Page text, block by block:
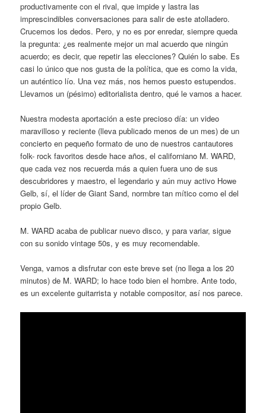
productivamente con el rival, que impide y lastra las
imprescindibles conversaciones para salir de este atolladero.
Crucemos los dedos. Pero, y no es por enredar, siempre queda
la pregunta: ¿es realmente mejor un mal acuerdo que ningún
acuerdo; es decir, que repetir las elecciones? Quién lo sabe. Es
casi lo único que nos gusta de la política, que es como la vida,
un auténtico lío. Una vez más, nos hemos puesto estupendos.
Llevamos un (pésimo) editorialista dentro, qué le vamos a hacer.
Nuestra modesta aportación a este precioso día: un video
maravilloso y reciente (lleva publicado menos de un mes) de un
concierto en pequeño formato de uno de nuestros cantautores
folk- rock favoritos desde hace años, el californiano M. WARD,
que cada vez nos recuerda más a quien fuera uno de sus
descubridores y maestro, el legendario y aún muy activo Howe
Gelb, sí, el líder de Giant Sand, normbre tan mítico como el del
propio Gelb.
M. WARD acaba de publicar nuevo disco, y para variar, sigue
con su sonido vintage 50s, y es muy recomendable.
Venga, vamos a disfrutar con este breve set (no llega a los 20
minutos) de M. WARD; lo hace todo bien el hombre. Ante todo,
es un excelente guitarrista y notable compositor, así nos parece.